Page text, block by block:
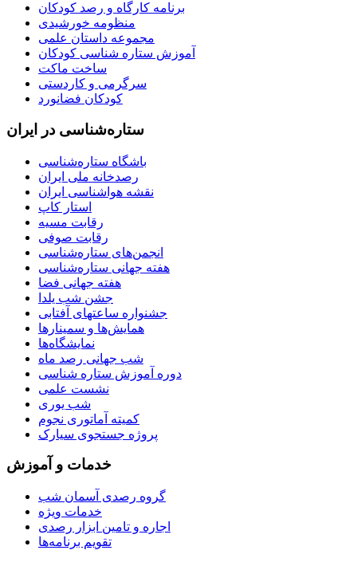
برنامه‌ کارگاه و رصد کودکان
منظومه خورشیدی
مجموعه داستان علمی
آموزش ستاره شناسی کودکان
ساخت ماکت
سرگرمی و کاردستی
کودکان فضانورد
ستاره‌شناسی در ایران
باشگاه ستاره‌شناسی
رصدخانه ملی ایران
نقشه هواشناسی ایران
استار کاپ
رقابت مسیه
رقابت صوفی
انجمن‌های ستاره‌شناسی
هفته جهانی ستاره‌شناسی
هفته جهانی فضا
جشن شب یلدا
جشنواره ساعتهای آفتابی
همایش‌ها و سمینارها
نمایشگاه‌ها
شب جهانی رصد ماه
دوره آموزش ستاره شناسی
نشست علمی
شب یوری
کمیته آماتوری نجوم
پروژه جستجوی سیارک
خدمات و آموزش
گروه رصدی آسمان شب
خدمات ویژه
اجاره و تامین ابزار رصدی
تقویم برنامه‌ها